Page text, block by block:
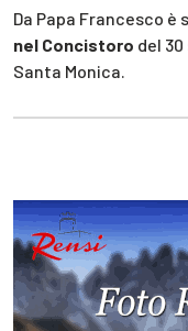
Da Papa Francesco è
nel Concistoro del
Santa Monica.